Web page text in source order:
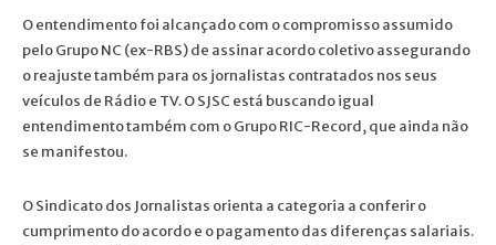
O entendimento foi alcançado com o compromisso assumido
pelo Grupo NC (ex-RBS) de assinar acordo coletivo assegurando
o reajuste também para os jornalistas contratados nos seus
veículos de Rádio e TV. O SJSC está buscando igual
entendimento também com o Grupo RIC-Record, que ainda não
se manifestou.
O Sindicato dos Jornalistas orienta a categoria a conferir o
cumprimento do acordo e o pagamento das diferenças salariais.